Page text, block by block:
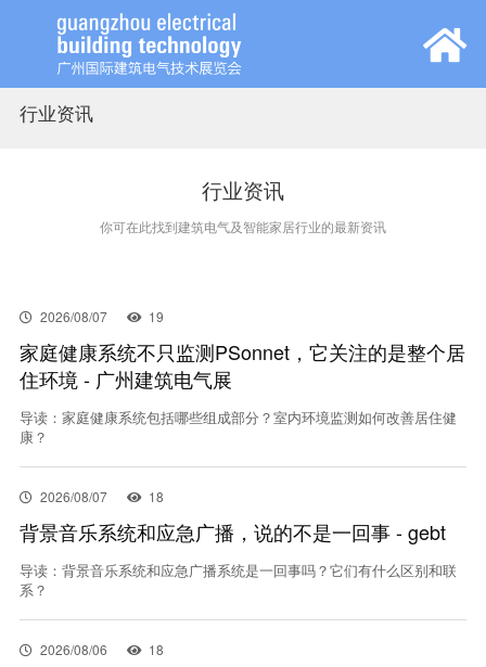
首页
参展中心
同期活动
新闻中心
行业资讯
行业资讯
你可在此找到建筑电气及智能家居行业的最新资讯
2026/08/07 19
家庭健康系统不只监测PSonnet，它关注的是整个居
住环境 - 广州建筑电气展
导读：家庭健康系统包括哪些组成部分？室内环境监测如何改善居住健
康？
2026/08/07 18
背景音乐系统和应急广播，说的不是一回事 - gebt
导读：背景音乐系统和应急广播系统是一回事吗？它们有什么区别和联
系？
2026/08/06 18